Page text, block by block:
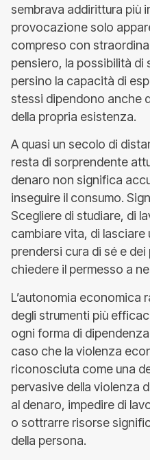
sembrava addirittura più
provocazione solo
compreso con
pensiero, la possibilità di
persino la capacità di
stessi dipendono anche
della propria esistenza.
A quasi un secolo di
resta di sorprendente
denaro non significa
inseguire il consumo.
Scegliere di studiare, di
cambiare vita, di
prendersi cura di sé e
chiedere il permesso a
L’autonomia economica
degli strumenti più
ogni forma di
caso che la violenza
riconosciuta come una
pervasive della violenza
al denaro, impedire di
o sottrarre risorse
della persona.